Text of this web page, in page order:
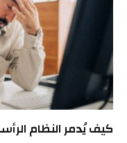
كيف يُدمر النظام